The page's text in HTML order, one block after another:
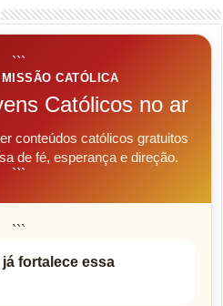
```
CATÓLICA
Católicos no ar
conteúdos católicos gratuitos
de fé, esperança e direção.
```
```
fortalece essa